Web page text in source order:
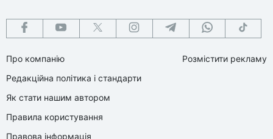
Про компанію
Редакційна політика і стандарти
Як стати нашим автором
Правила користування
Правова інформація
Розмістити рекламу